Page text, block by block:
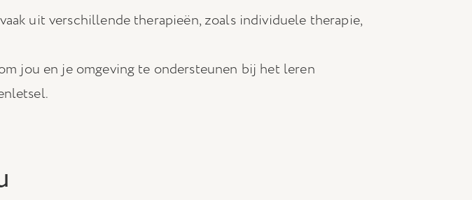
uit verschillende therapieën, zoals individuele therapie,
jou en je omgeving te ondersteunen bij het leren